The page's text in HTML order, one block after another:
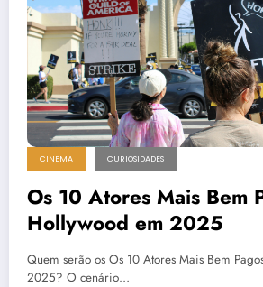
CINEMA CURIOSIDADES
Os 10 Atores Mais Bem
Hollywood em 2025
Quem serão os Os 10 Atores Mais Bem
2025? O cenário…